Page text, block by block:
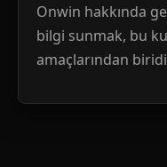
Onwin hakkında
bilgi sunmak, bu
amaçlarından